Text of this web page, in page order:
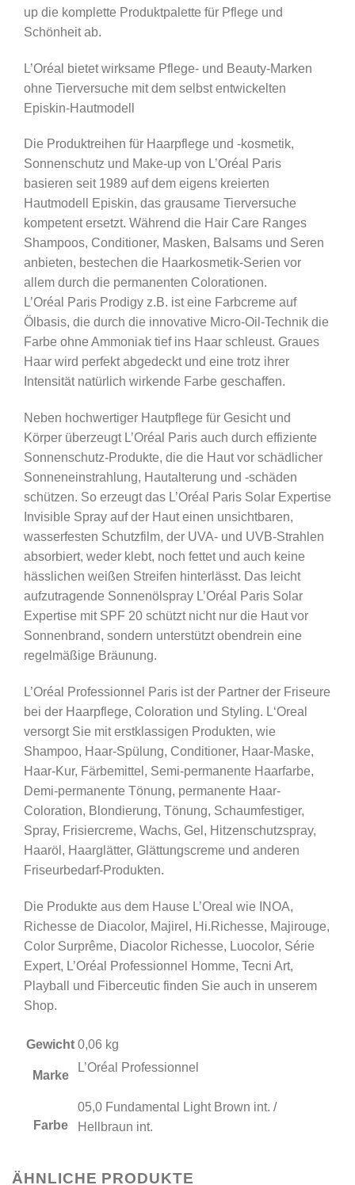
up die komplette Produktpalette für Pflege und
Schönheit ab.
L’Oréal bietet wirksame Pflege- und Beauty-Marken
ohne Tierversuche mit dem selbst entwickelten
Episkin-Hautmodell
Die Produktreihen für Haarpflege und -kosmetik,
Sonnenschutz und Make-up von L’Oréal Paris
basieren seit 1989 auf dem eigens kreierten
Hautmodell Episkin, das grausame Tierversuche
kompetent ersetzt. Während die Hair Care Ranges
Shampoos, Conditioner, Masken, Balsams und Seren
anbieten, bestechen die Haarkosmetik-Serien vor
allem durch die permanenten Colorationen.
L’Oréal Paris Prodigy z.B. ist eine Farbcreme auf
Ölbasis, die durch die innovative Micro-Oil-Technik die
Farbe ohne Ammoniak tief ins Haar schleust. Graues
Haar wird perfekt abgedeckt und eine trotz ihrer
Intensität natürlich wirkende Farbe geschaffen.
Neben hochwertiger Hautpflege für Gesicht und
Körper überzeugt L’Oréal Paris auch durch effiziente
Sonnenschutz-Produkte, die die Haut vor schädlicher
Sonneneinstrahlung, Hautalterung und -schäden
schützen. So erzeugt das L’Oréal Paris Solar Expertise
Invisible Spray auf der Haut einen unsichtbaren,
wasserfesten Schutzfilm, der UVA- und UVB-Strahlen
absorbiert, weder klebt, noch fettet und auch keine
hässlichen weißen Streifen hinterlässt. Das leicht
aufzutragende Sonnenölspray L’Oréal Paris Solar
Expertise mit SPF 20 schützt nicht nur die Haut vor
Sonnenbrand, sondern unterstützt obendrein eine
regelmäßige Bräunung.
L’Oréal Professionnel Paris ist der Partner der Friseure
bei der Haarpflege, Coloration und Styling. L‘Oreal
versorgt Sie mit erstklassigen Produkten, wie
Shampoo, Haar-Spülung, Conditioner, Haar-Maske,
Haar-Kur, Färbemittel, Semi-permanente Haarfarbe,
Demi-permanente Tönung, permanente Haar-
Coloration, Blondierung, Tönung, Schaumfestiger,
Spray, Frisiercreme, Wachs, Gel, Hitzenschutzspray,
Haaröl, Haarglätter, Glättungscreme und anderen
Friseurbedarf-Produkten.
Die Produkte aus dem Hause L’Oreal wie INOA,
Richesse de Diacolor, Majirel, Hi.Richesse, Majirouge,
Color Surprême, Diacolor Richesse, Luocolor, Série
Expert, L’Oréal Professionnel Homme, Tecni Art,
Playball und Fiberceutic finden Sie auch in unserem
Shop.
Gewicht 0,06 kg
Marke
L’Oréal Professionnel
Farbe
05,0 Fundamental Light Brown int. /
Hellbraun int.
ÄHNLICHE PRODUKTE